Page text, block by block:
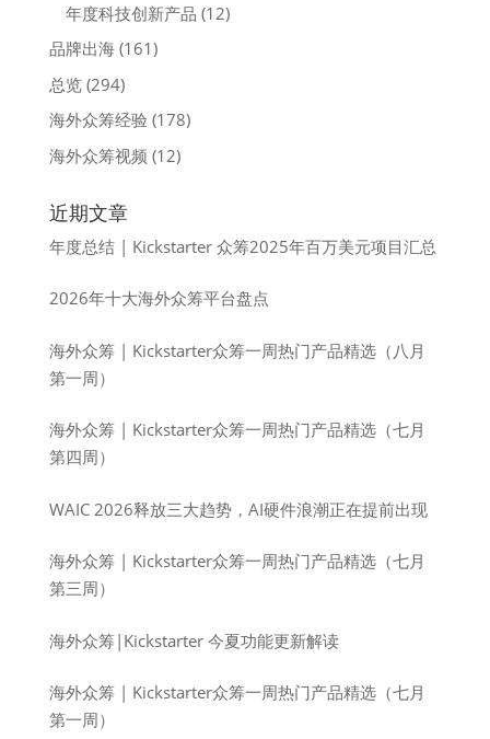
年度科技创新产品 (12)
品牌出海(161)
总览(294)
海外众筹经验 (178)
海外众筹视频 (12)
近期文章
年度总结 | Kickstarter 众筹2025年百万美元项目汇总
2026年十大海外众筹平台盘点
海外众筹 | Kickstarter众筹一周热门产品精选（八月
第一周）
海外众筹 | Kickstarter众筹一周热门产品精选（七月
第四周）
WAIC 2026释放三大趋势，AI硬件浪潮正在提前出现
海外众筹 | Kickstarter众筹一周热门产品精选（七月
第三周）
海外众筹|Kickstarter 今夏功能更新解读
海外众筹 | Kickstarter众筹一周热门产品精选（七月
第一周）